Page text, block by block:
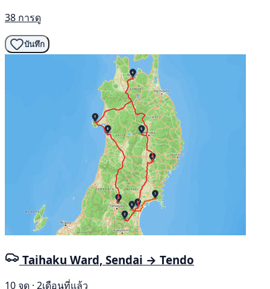
38 การดู
บันทึก
Taihaku Ward, Sendai → Tendo
10 จุด · 2เดือนที่แล้ว